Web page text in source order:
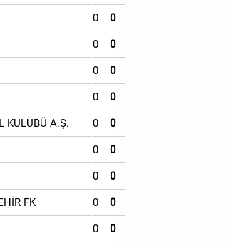
0 0
0 0
0 0
0 0
KULÜBÜ A.Ş. 0 0
0 0
0 0
FK 0 0
0 0